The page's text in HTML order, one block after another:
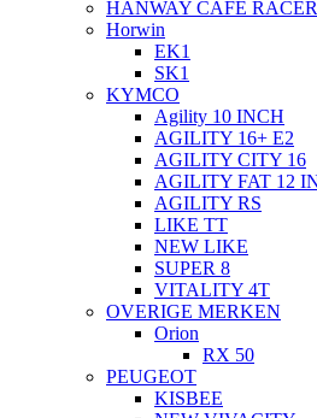
HANWAY CAFE RACER
Horwin
EK1
SK1
KYMCO
Agility 10 INCH
AGILITY 16+ E2
AGILITY CITY 16
AGILITY FAT 12
AGILITY RS
LIKE TT
NEW LIKE
SUPER 8
VITALITY 4T
OVERIGE MERKEN
Orion
RX 50
PEUGEOT
KISBEE